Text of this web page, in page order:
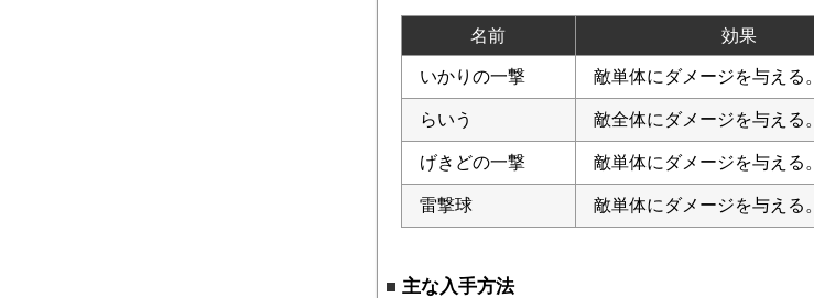
名前 効果
いかりの一撃 敵単体にダメージを与える。
らいう 敵全体にダメージを与える。
げきどの一撃 敵単体にダメージを与える。
雷撃球 敵単体にダメージを与える。
主な入手方法